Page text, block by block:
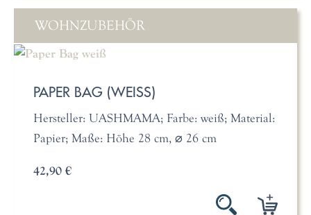
WOHNZUBEHÖR
PAPER BAG (WEISS)
Hersteller: UASHMAMA; Farbe: weiß; Material:
Papier; Maße: Höhe 28 cm, ⌀ 26 cm
42,90 €